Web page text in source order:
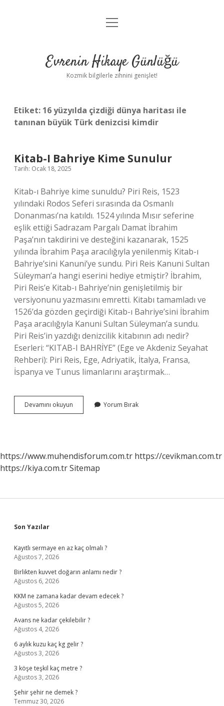
Anasayfa
Yasal Uyarı
menüyü
Evrenin Hikaye Günlüğü
Kozmik bilgilerle zihnini genişlet!
Etiket: 16 yüzyılda çizdiği dünya haritası ile
tanınan büyük Türk denizcisi kimdir
Kitab-I Bahriye Kime Sunulur
Tarih: Ocak 18, 2025
Kitab-ı Bahriye kime sunuldu? Piri Reis, 1523
yılındaki Rodos Seferi sırasında da Osmanlı
Donanması’na katıldı. 1524 yılında Mısır seferine
eşlik ettiği Sadrazam Pargalı Damat İbrahim
Paşa’nın takdirini ve desteğini kazanarak, 1525
yılında İbrahim Paşa aracılığıyla yenilenmiş Kitab-ı
Bahriye’sini Kanuni’ye sundu. Piri Reis Kanuni Sultan
Süleyman’a hangi eserini hediye etmiştir? İbrahim,
Piri Reis’e Kitab-ı Bahriye’nin genişletilmiş bir
versiyonunu yazmasını emretti. Kitabı tamamladı ve
1526’da gözden geçirdiği Kitab-ı Bahriye’sini İbrahim
Paşa aracılığıyla Kanuni Sultan Süleyman’a sundu.
Piri Reis’in yazdığı denizcilik kitabının adı nedir?
Eserleri: “KITAB-I BAHRİYE” (Ege ve Akdeniz Seyahat
Rehberi): Piri Reis, Ege, Adriyatik, İtalya, Fransa,
İspanya ve Tunus limanlarını araştırmak…
Devamını okuyun
I
Yorum Bırak
https://www.muhendisforum.com.tr https://cevikman.com.tr
https://kiya.com.trSitemap
Sidebar
Son Yazılar
Kayıtlı sermaye en az kaç olmalı ?
Ağustos 7, 2026
Birlikten kuvvet doğarın anlamı nedir ?
Ağustos 6, 2026
KKM ne zamana kadar devam edecek ?
Ağustos 5, 2026
Avans ne kadar çekilebilir ?
Ağustos 4, 2026
6 aylık kuzu kaç kg gelir ?
Ağustos 3, 2026
3 köşe teşkil kaç metre ?
Ağustos 3, 2026
Şehir şehir ne demek ?
Temmuz 30, 2026